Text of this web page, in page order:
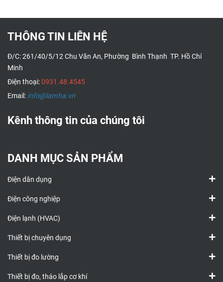
THÔNG TIN LIÊN HỆ
Đ/C: 261/40/5/12 Chu Văn An, Phường Bình Thạnh TP. Hồ Chí
Minh
Điện thoại:0931.48.4545
Email: info@lamha.vn
Kênh thông tin của chúng tôi
DANH MỤC SẢN PHẨM
Điện dân dụng
Điện công nghiệp
Điện lạnh (HVAC)
Thiết bị chuyên dụng
Thiết bị đo lường
Thiết bị đo, tháo lắp cơ khí